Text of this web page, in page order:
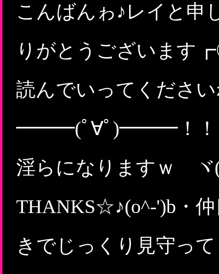
こんばんゎ♪レイと申
りがとうございます
読んでいってくださ
━━━(ﾟ∀ﾟ)━━━！！※
淫らになりますｗ ヾ
THANKS☆♪(o^-')b・
きでじっくり見守っ